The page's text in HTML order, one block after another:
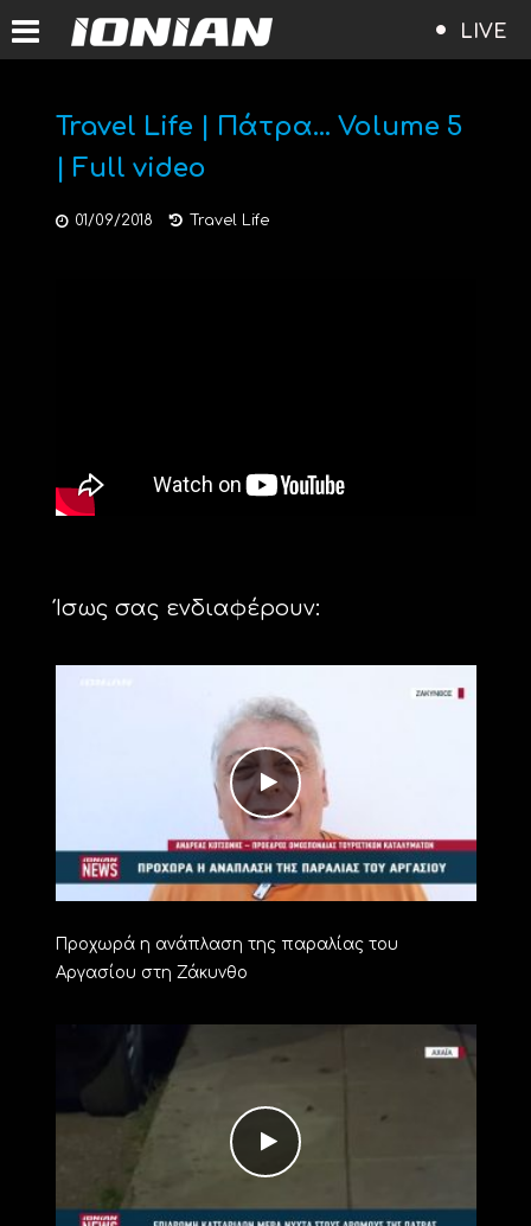
LIVE
Travel Life | Πάτρα… Volume 5
| Full video
01/09/2018 Travel Life
Ίσως σας ενδιαφέρουν:
Προχωρά η ανάπλαση της παραλίας του
Αργασίου στη Ζάκυνθο